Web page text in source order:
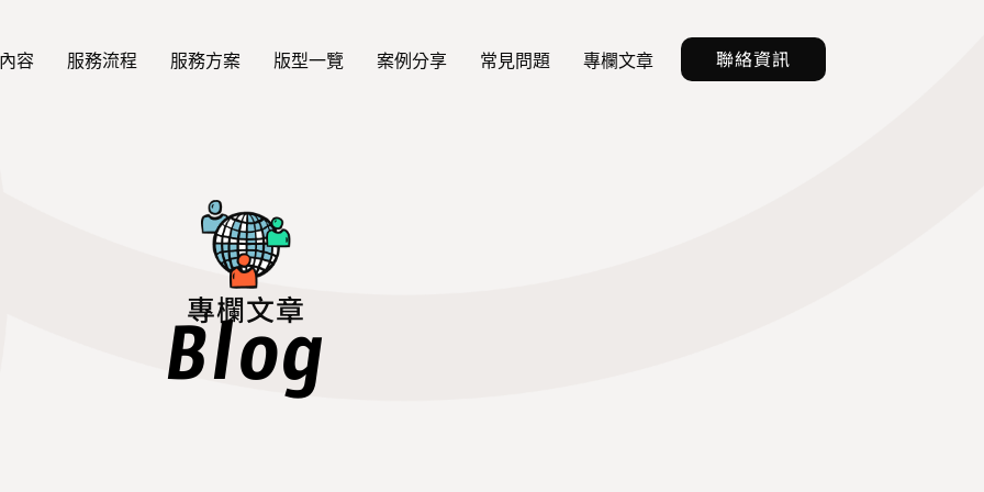
容 服務流程 服務方案 版型一覽 案例分享 常見問題 專欄文章 聯絡資訊
專欄文章
Blog